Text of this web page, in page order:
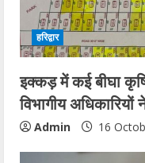
हरिद्वार
इक्कड़ में कई बीघा
विभागीय अधिकारियों
Admin 16